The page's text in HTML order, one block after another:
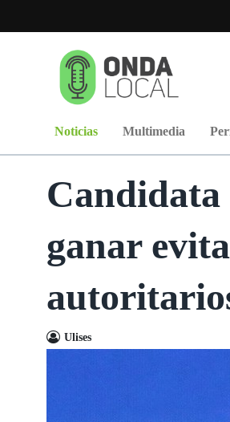
Noticias Multimedia
Candidata
ganar
Ulises